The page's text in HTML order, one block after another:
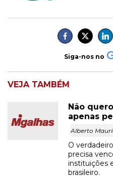
Siga-nos no
VEJA TAMBÉM
Não
apenas
Alberto
O
precisa
instituições
brasileiro.